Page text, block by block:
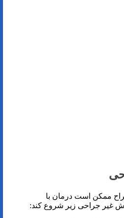
ممکن است درمان با
غیر جراحی زیر شروع کند: